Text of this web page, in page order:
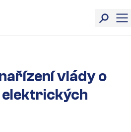
vlády o